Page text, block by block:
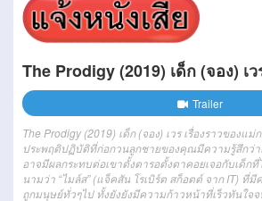
The Prodigy (2019) เด็ก (จอง) เว
Trailer
The Prodigy (2019) เด็ก (จอง) เวร เรื่องราวของแ
ประพฤติปฏิบัติที่ก่อกวนลูกชายของคุณมีความรู้สึกว่า
อาจมีผลกระทบต่อเขาตั้งตารอตั้งตาคอยเจอกับเด็ก
นามว่า “ไมล์ส” (แจ็คสัน โรเบิร์ต สก็อตต์ จาก IT) ที่
ถูกมนุษย์ทั่วๆไป ทั้งยังยังมีความก้าวหน้าที่เร็วทันใจ